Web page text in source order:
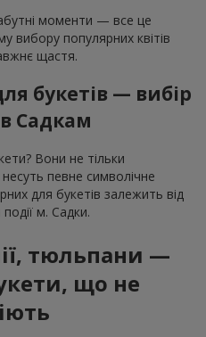
моменти — все це
вибору популярних квітів
щастя.
букетів — вибір
Садкам
Вони не тільки
певне символічне
для букетів залежить від
м. Садки.
тюльпани —
що не